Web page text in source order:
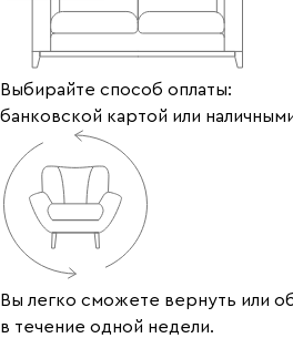
Выбирайте способ оплаты:
банковской картой или
Вы легко сможете вернуть или
в течение одной недели.